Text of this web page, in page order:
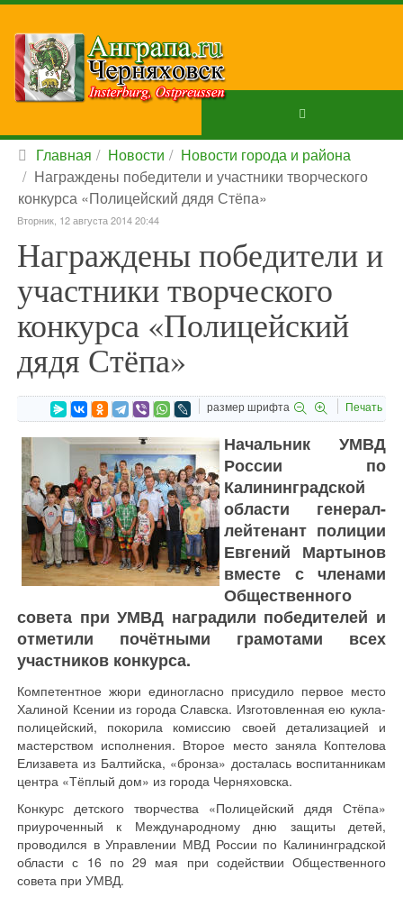
Главная Новости
Новости города и района
Награждены победители и участники творческого
конкурса «Полицейский дядя Стёпа»
Вторник, 12 августа 2014 20:44
Награждены победители и
участники творческого
конкурса «Полицейский
дядя Стёпа»
размер шрифта Печать
Начальник УМВД
России по
Калининградской
области генерал-
лейтенант полиции
Евгений Мартынов
вместе с членами
Общественного
совета при УМВД наградили победителей и
отметили почётными грамотами всех
участников конкурса.
Компетентное жюри единогласно присудило первое место
Халиной Ксении из города Славска. Изготовленная ею кукла-
полицейский, покорила комиссию своей детализацией и
мастерством исполнения. Второе место заняла Коптелова
Елизавета из Балтийска, «бронза» досталась воспитанникам
центра «Тёплый дом» из города Черняховска.
Конкурс детского творчества «Полицейский дядя Стёпа»
приуроченный к Международному дню защиты детей,
проводился в Управлении МВД России по Калининградской
области с 16 по 29 мая при содействии Общественного
совета при УМВД.